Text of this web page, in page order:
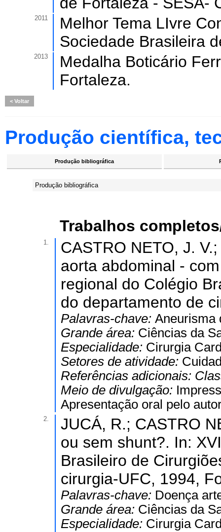
2011
Melhor Tema LIvre
Sociedade Brasileira
2013
Medalha Boticário
Fortaleza.
Voltar
Produção científica,
Produção bibliográfica
Produção bibliográfica
Trabalhos
1.
CASTRO NETO, J.
aorta abdominal -
regional do Colégio
do departamento de
Palavras-chave: Aneurisma
Grande área: Ciências da
Especialidade: Cirurgia
Setores de atividade:
Referências adicionais:
Meio de divulgação:
Apresentação oral pelo
2.
JUCÁ, R.; CASTRO
ou sem shunt?. In:
Brasileiro de
cirurgia-UFC, 1994,
Palavras-chave: Doença
Grande área: Ciências da
Especialidade: Cirurgia